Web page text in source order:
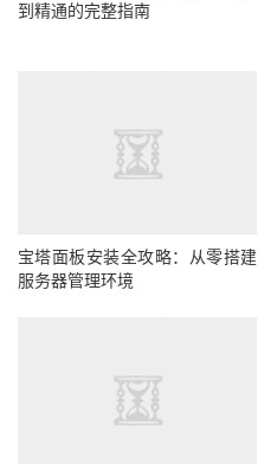
到精通的完整指南
宝塔面板安装全攻略：从零搭建
服务器管理环境